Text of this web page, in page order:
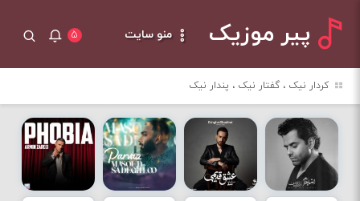
پیر موزیک منو سایت ۵
کردار نیک ، گفتار نیک ، پندار نیک